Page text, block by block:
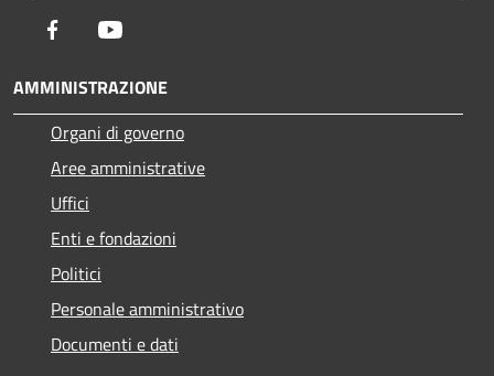
Facebook
AMMINISTRAZIONE
Organi di governo
Aree amministrative
Uffici
Enti e fondazioni
Politici
Personale amministrativo
Documenti e dati